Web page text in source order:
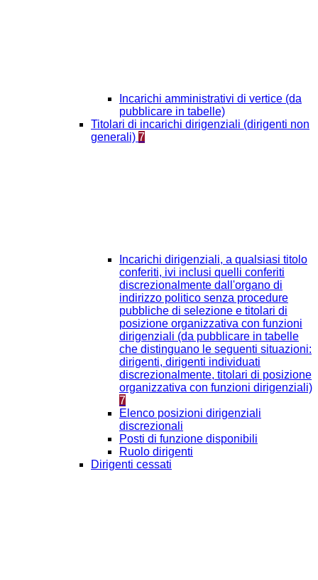
Incarichi amministrativi di vertice (da
pubblicare in tabelle)
Titolari di incarichi dirigenziali (dirigenti non
generali) 7
Incarichi dirigenziali, a qualsiasi titolo
conferiti, ivi inclusi quelli conferiti
discrezionalmente dall'organo di
indirizzo politico senza procedure
pubbliche di selezione e titolari di
posizione organizzativa con funzioni
dirigenziali (da pubblicare in tabelle
che distinguano le seguenti situazioni:
dirigenti, dirigenti individuati
discrezionalmente, titolari di posizione
organizzativa con funzioni dirigenziali)
7
Elenco posizioni dirigenziali
discrezionali
Posti di funzione disponibili
Ruolo dirigenti
Dirigenti cessati